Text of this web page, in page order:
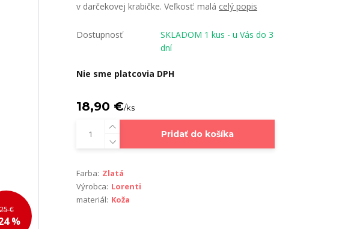
25 €
%
v darčekovej krabičke. Veľkosť: malá celý popis
Dostupnosť
SKLADOM 1 kus - u Vás do 3
dní
Nie sme platcovia DPH
18,90 €/ks
Pridať do košíka
Farba: Zlatá
Výrobca: Lorenti
materiál: Koža